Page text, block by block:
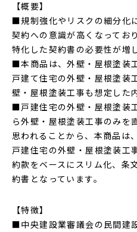
【概要】
■規制強化やリスクの細分化
契約への意識が高くなってお
特化した契約書の必要性が増
■本商品は、外壁・屋根塗装
戸建て住宅の外壁・屋根塗装
壁・屋根塗装工事も想定した
■戸建住宅の外壁・屋根塗装
ら外壁・屋根塗装工事のみを
思われることから、本商品は
戸建住宅の外壁・屋根塗装工
約款をベースにスリム化、条
約書となっています。
【特徴】
■中央建設業審議会の民間建